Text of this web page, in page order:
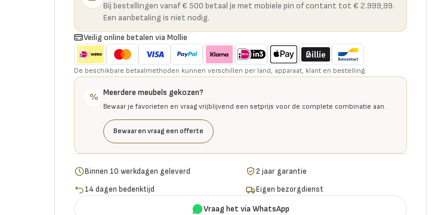
Bij bestellingen vanaf € 500 betaal je met mobiele pin of contant tot € 2.999,99.
Een aanbetaling is niet nodig.
Veilig online betalen via Mollie
De beschikbare betaalmethoden kunnen verschillen per land, apparaat, klant en bestelling.
% Meerdere meubels gekozen?
Bewaar je favorieten en vraag vrijblijvend een setprijs voor de complete combinatie aan.
Bewaar en vraag een offerte
Binnen 10 werkdagen geleverd
2 jaar garantie
14 dagen bedenktijd
Eigen bezorgdienst
Vraag het via WhatsApp